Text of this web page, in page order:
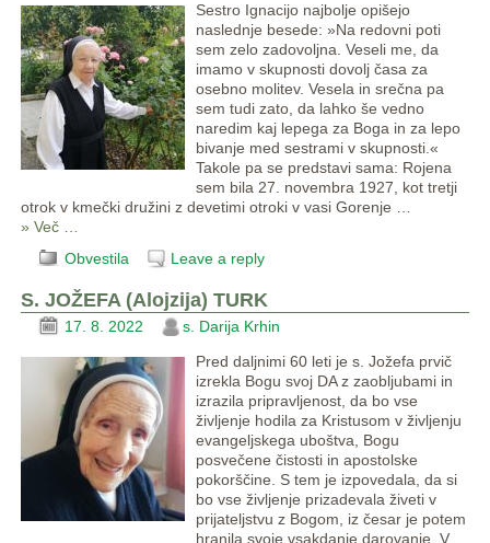
Sestro Ignacijo najbolje opišejo
naslednje besede: »Na redovni poti
sem zelo zadovoljna. Veseli me, da
imamo v skupnosti dovolj časa za
osebno molitev. Vesela in srečna pa
sem tudi zato, da lahko še vedno
naredim kaj lepega za Boga in za lepo
bivanje med sestrami v skupnosti.«
Takole pa se predstavi sama: Rojena
sem bila 27. novembra 1927, kot tretji
otrok v kmečki družini z devetimi otroki v vasi Gorenje
» Več …
Obvestila
Leave a reply
S. JOŽEFA (Alojzija) TURK
17. 8. 2022
s. Darija Krhin
Pred daljnimi 60 leti je s. Jožefa prvič
izrekla Bogu svoj DA z zaobljubami in
izrazila pripravljenost, da bo vse
življenje hodila za Kristusom v življenju
evangeljskega uboštva, Bogu
posvečene čistosti in apostolske
pokorščine. S tem je izpovedala, da si
bo vse življenje prizadevala živeti v
prijateljstvu z Bogom, iz česar je potem
hranila svoje vsakdanje darovanje. V